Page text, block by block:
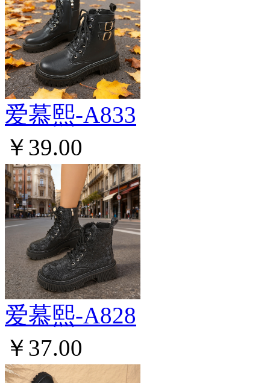
爱慕熙-A833
￥39.00
爱慕熙-A828
￥37.00